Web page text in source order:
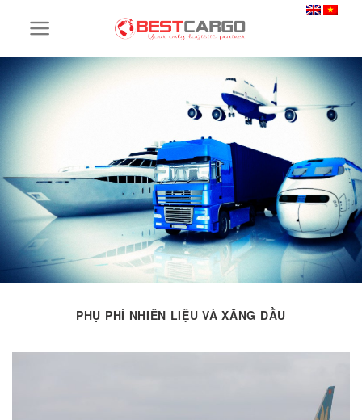
PHỤ PHÍ NHIÊN LIỆU VÀ XĂNG DẦU